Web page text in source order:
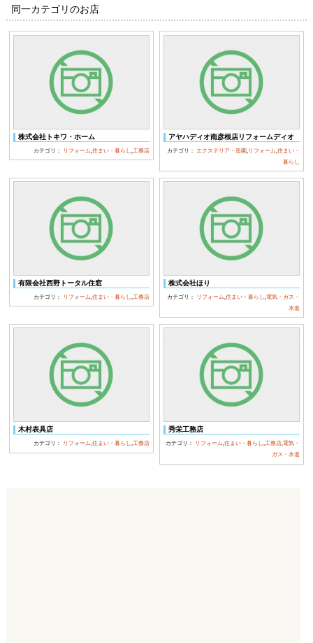
同一カテゴリのお店
株式会社トキワ・ホーム
カテゴリ： リフォーム ,住まい・暮らし ,工務店
アヤハディオ南彦根店リフォームディオ
カテゴリ： エクステリア・造園 リフォーム ,住まい・
暮らし
有限会社西野トータル住窓
カテゴリ： リフォーム,住まい・暮らし,工務店
株式会社ほり
カテゴリ： リフォーム,住まい・暮らし,電気・ガス・
水道
木村表具店
カテゴリ： リフォーム,住まい・暮らし,工務店
秀栄工務店
カテゴリ： リフォーム,住まい・暮らし,工務店,電気・
ガス・水道